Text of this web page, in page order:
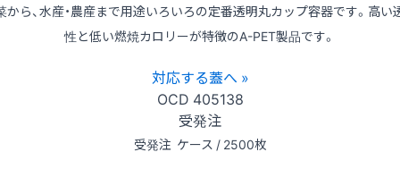
から、水産・農産まで用途いろいろの定番透明丸カップ容器です。高い
性と低い燃焼カロリーが特徴のA-PET製品です。
対応する蓋へ »
OCD 405138
受発注
受発注 ケース / 2500枚